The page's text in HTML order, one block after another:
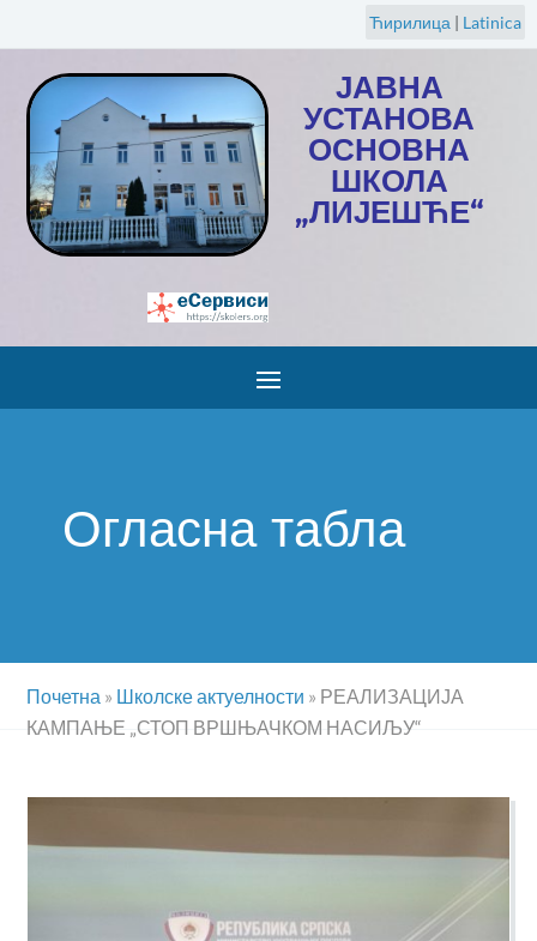
Ћирилица | Latinica
ЈАВНА
УСТАНОВА
ОСНОВНА
ШКОЛА
„ЛИЈЕШЋЕ“
Огласна табла
Почетна » Школске актуелности » РЕАЛИЗАЦИЈА
КАМПАЊЕ „СТОП ВРШЊАЧКОМ НАСИЉУ“